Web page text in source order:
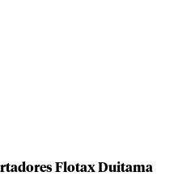
Flotax Duitama